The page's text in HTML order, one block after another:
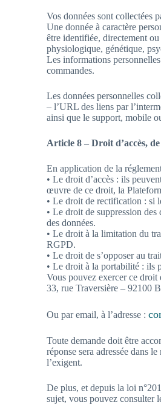
Vos données sont collectées
Une donnée à caractère
être identifiée, directement
physiologique, génétique,
Les informations
commandes.
Les données personnelles
– l’URL des liens par
ainsi que le support, mobile
Article 8 – Droit d’accès,
En application de la
• Le droit d’accès : ils
œuvre de ce droit, la
• Le droit de rectification : si
• Le droit de suppression
des données.
• Le droit à la limitation du
RGPD.
• Le droit de s’opposer au
• Le droit à la portabilité : ils
Vous pouvez exercer ce droit
33, rue Traversière – 92100
Ou par email, à l’adresse :
Toute demande doit être
réponse sera adressée dans
l’exigent.
De plus, et depuis la loi
sujet, vous pouvez